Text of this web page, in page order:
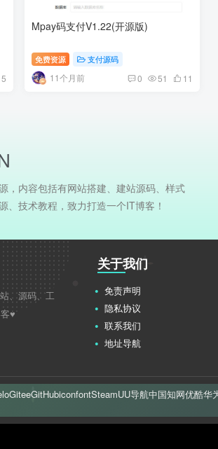
Mpay码支付V1.22(开源版)
免费资源 支付源码
11个月前 0 51 11
，内容包括有网站搭建、建站源码、样式
、技术教程，致力打造一个IT博客！
、源码、工
♥
关于我们
免责声明
隐私协议
联系我们
地址导航
GiteeGitHubiconfontSteamUU导航中国知网优酷华